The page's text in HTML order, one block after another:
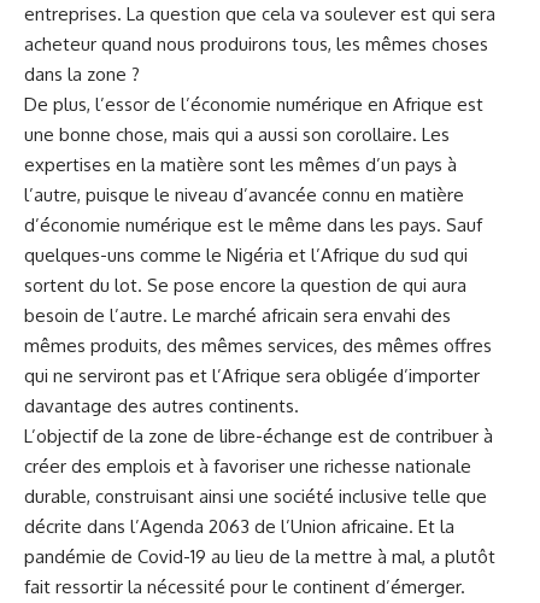
entreprises. La question que cela va soulever est qui sera
acheteur quand nous produirons tous, les mêmes choses
dans la zone ?
De plus, l’essor de l’économie numérique en Afrique est
une bonne chose, mais qui a aussi son corollaire. Les
expertises en la matière sont les mêmes d’un pays à
l’autre, puisque le niveau d’avancée connu en matière
d’économie numérique est le même dans les pays. Sauf
quelques-uns comme le Nigéria et l’Afrique du sud qui
sortent du lot. Se pose encore la question de qui aura
besoin de l’autre. Le marché africain sera envahi des
mêmes produits, des mêmes services, des mêmes offres
qui ne serviront pas et l’Afrique sera obligée d’importer
davantage des autres continents.
L’objectif de la zone de libre-échange est de contribuer à
créer des emplois et à favoriser une richesse nationale
durable, construisant ainsi une société inclusive telle que
décrite dans l’Agenda 2063 de l’Union africaine. Et la
pandémie de Covid-19 au lieu de la mettre à mal, a plutôt
fait ressortir la nécessité pour le continent d’émerger.